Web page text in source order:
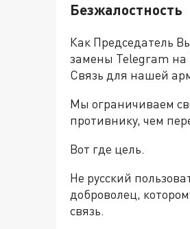
Безжалостность
Как Председатель
замены Telegram на
Связь для нашей
Мы ограничиваем
противнику, чем
Вот где цель.
Не русский
доброволец,
связь.